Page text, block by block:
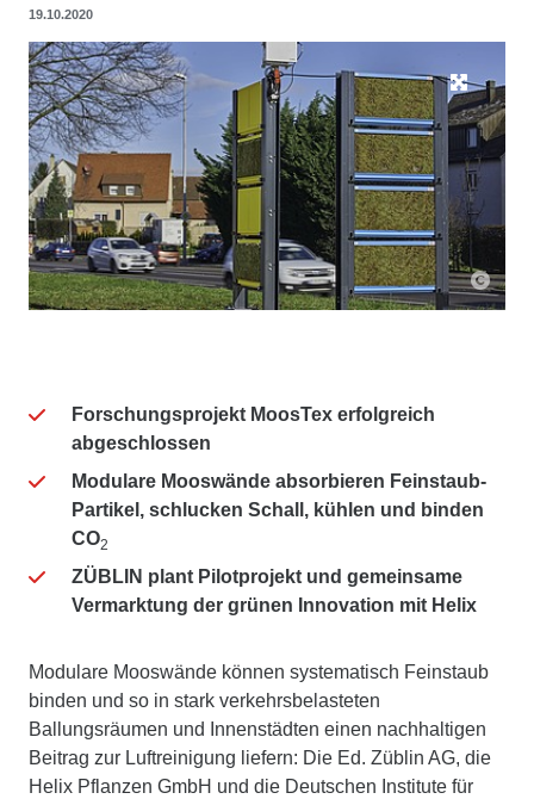
19.10.2020
Forschungsprojekt MoosTex erfolgreich
abgeschlossen
Modulare Mooswände absorbieren Feinstaub-
Partikel, schlucken Schall, kühlen und binden
CO2
ZÜBLIN plant Pilotprojekt und gemeinsame
Vermarktung der grünen Innovation mit Helix
Modulare Mooswände können systematisch Feinstaub
binden und so in stark verkehrsbelasteten
Ballungsräumen und Innenstädten einen nachhaltigen
Beitrag zur Luftreinigung liefern: Die Ed. Züblin AG, die
Helix Pflanzen GmbH und die Deutschen Institute für